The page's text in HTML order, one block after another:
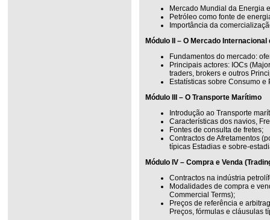
Mercado Mundial da Energia
Petróleo como fonte de
Importância da
Módulo II – O Mercado
Fundamentos do mercado:
Principais actores: IOCs
traders, brokers e outros
Estatísticas sobre Consumo
Módulo III – O Transporte Marítimo
Introdução ao Transporte
Características dos navios,
Fontes de consulta de fretes;
Contractos de Afretamentos
típicas Estadias e sobre-
Módulo IV – Compra e Venda
Contractos na indústria
Modalidades de compra e
Commercial Terms);
Preços de referência e
Preços, fórmulas e cláusulas